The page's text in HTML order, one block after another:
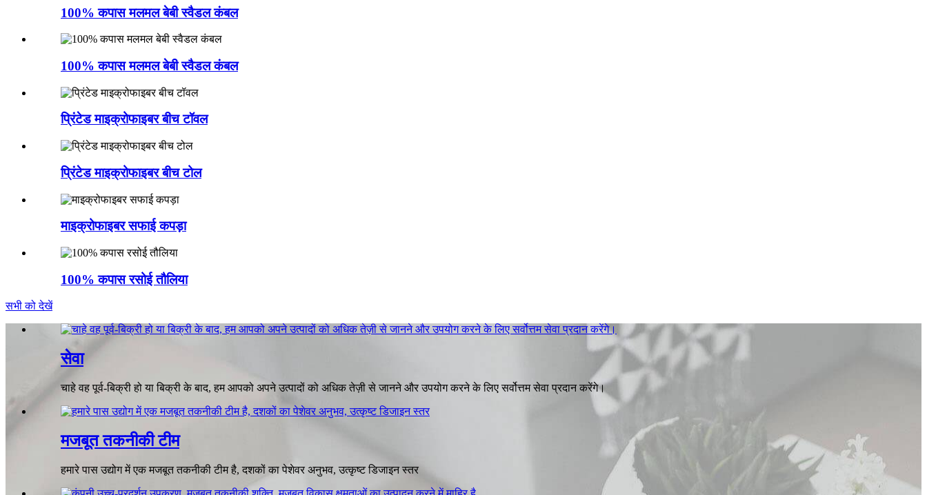
100% कपास मलमल बेबी स्वैडल कंबल
100% कपास मलमल बेबी स्वैडल कंबल
प्रिंटेड माइक्रोफाइबर बीच टॉवल
प्रिंटेड माइक्रोफाइबर बीच टोल
माइक्रोफाइबर सफाई कपड़ा
100% कपास रसोई तौलिया
सभी को देखें
सेवा
चाहे वह पूर्व-बिक्री हो या बिक्री के बाद, हम आपको अपने उत्पादों को अधिक तेज़ी से जानने और उपयोग करने के लिए सर्वोत्तम सेवा प्रदान करेंगे।
मजबूत तकनीकी टीम
हमारे पास उद्योग में एक मजबूत तकनीकी टीम है, दशकों का पेशेवर अनुभव, उत्कृष्ट डिजाइन स्तर